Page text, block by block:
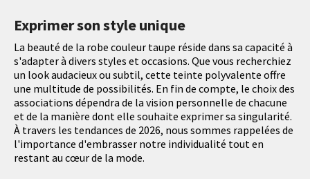
Exprimer son style unique
La beauté de la robe couleur taupe réside dans sa capacité à
s'adapter à divers styles et occasions. Que vous recherchiez
un look audacieux ou subtil, cette teinte polyvalente offre
une multitude de possibilités. En fin de compte, le choix des
associations dépendra de la vision personnelle de chacune
et de la manière dont elle souhaite exprimer sa singularité.
À travers les tendances de 2026, nous sommes rappelées de
l'importance d'embrasser notre individualité tout en
restant au cœur de la mode.